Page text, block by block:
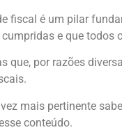
fiscal é um pilar
e que todos
que, por razões
mais pertinente
conteúdo.